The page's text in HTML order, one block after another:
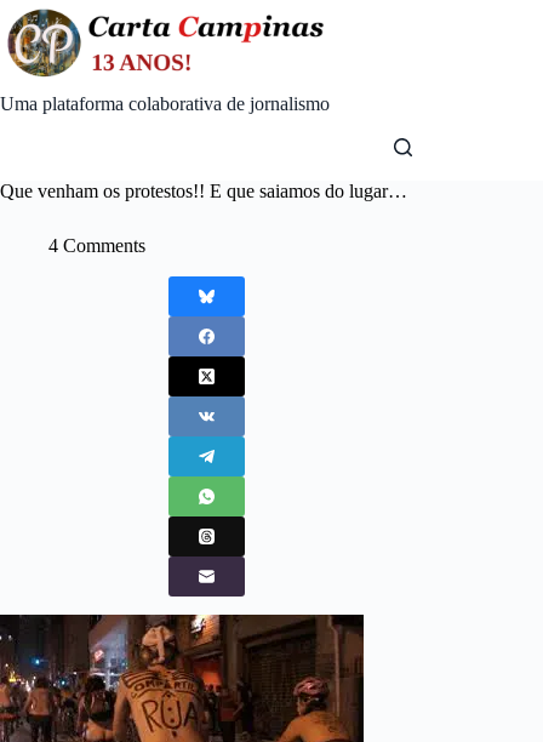
Skip
to
content
Uma plataforma colaborativa de jornalismo
Que venham os protestos!! E que saiamos do lugar…
4 Comments